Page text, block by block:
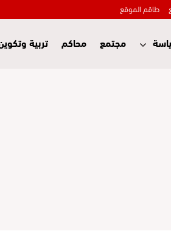
طاقم الموقع
مجتمع محاكم تربية